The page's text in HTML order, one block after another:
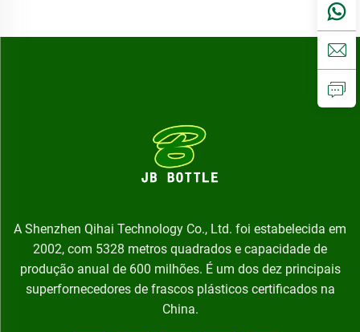
A Shenzhen Qihai Technology Co., Ltd. foi estabelecida em
2002, com 5328 metros quadrados e capacidade de
produção anual de 600 milhões. É um dos dez principais
superfornecedores de frascos plásticos certificados na
China.